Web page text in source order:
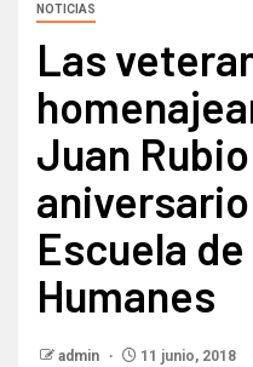
NOTICIAS
Las
Juan
Escuela
Humanes
admin 11 junio, 2018